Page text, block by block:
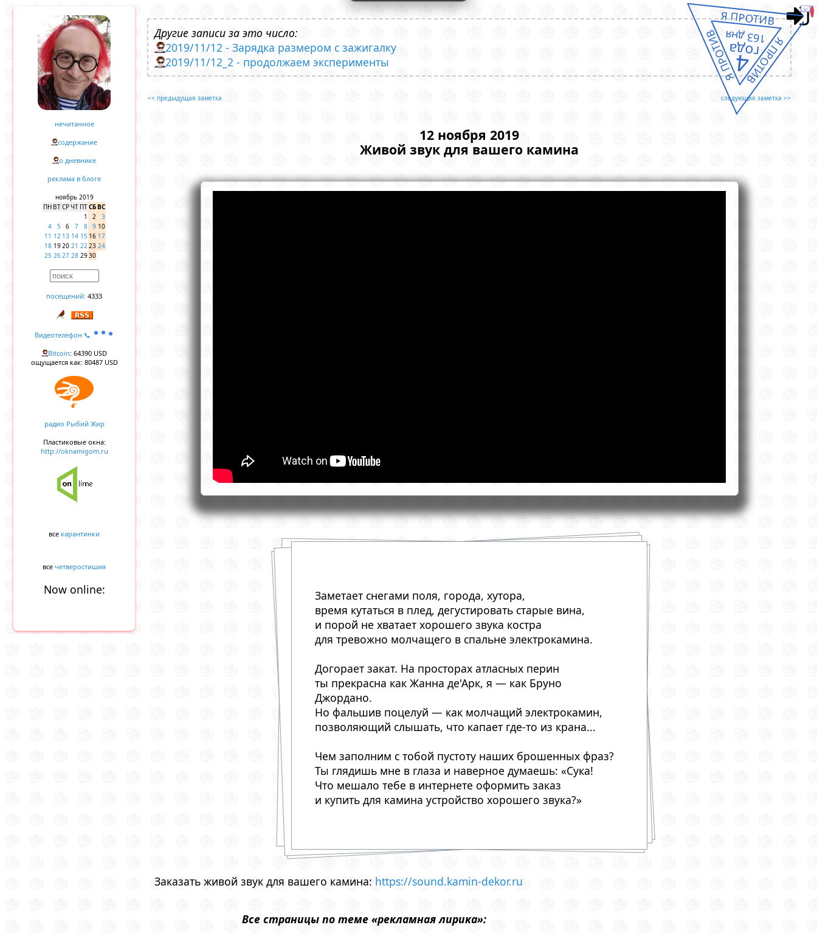
нечитанное
содержание
о дневнике
реклама в блоге
ноябрь 2019
ПН ВТСРЧТ ПТСБВС
1
2
3
4
5 6 7 8 9 10
11 12 13 14 15 16 17
18 1920 21 2223 24
25 2627 28 2930
посещений: 4333
Видеотелефон 📞
Bitcoin: 64390 USD
ощущается как: 80487 USD
радио Рыбий Жир
Пластиковые окна:
http://oknamigom.ru
все карантинки
все четверостишия
Now online:
Другие записи за это число:
2019/11/12 - Зарядка размером с зажигалку
2019/11/12_2 - продолжаем эксперименты
<< предыдущая заметка следующая заметка >>
12 ноября 2019
Живой звук для вашего камина
Заметает снегами поля, города, хутора,
время кутаться в плед, дегустировать старые вина,
и порой не хватает хорошего звука костра
для тревожно молчащего в спальне электрокамина.
Догорает закат. На просторах атласных перин
ты прекрасна как Жанна де'Арк, я — как Бруно
Джордано.
Но фальшив поцелуй — как молчащий электрокамин,
позволяющий слышать, что капает где-то из крана...
Чем заполним с тобой пустоту наших брошенных фраз?
Ты глядишь мне в глаза и наверное думаешь: «Сука!
Что мешало тебе в интернете оформить заказ
и купить для камина устройство хорошего звука?»
Заказать живой звук для вашего камина: https://sound.kamin-dekor.ru
Все страницы по теме «рекламная лирика»:
Я ПРОТИВ
Я ПРОТИВ
Я ПРОТИВ
4
года
163 дня